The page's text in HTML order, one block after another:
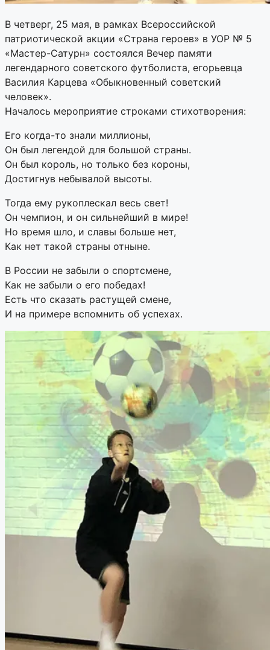
В четверг, 25 мая, в рамках Всероссийской
патриотической акции «Страна героев» в УОР № 5
«Мастер-Сатурн» состоялся Вечер памяти
легендарного советского футболиста, егорьевца
Василия Карцева «Обыкновенный советский
человек».
Началось мероприятие строками стихотворения:
Его когда-то знали миллионы,
Он был легендой для большой страны.
Он был король, но только без короны,
Достигнув небывалой высоты.
Тогда ему рукоплескал весь свет!
Он чемпион, и он сильнейший в мире!
Но время шло, и славы больше нет,
Как нет такой страны отныне.
В России не забыли о спортсмене,
Как не забыли о его победах!
Есть что сказать растущей смене,
И на примере вспомнить об успехах.